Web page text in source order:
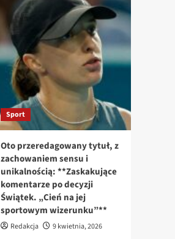
Sport
Oto przeredagowany tytuł, z
zachowaniem sensu i
unikalnością: **Zaskakujące
komentarze po decyzji
Świątek. „Cień na jej
sportowym wizerunku”**
Redakcja 9 kwietnia, 2026